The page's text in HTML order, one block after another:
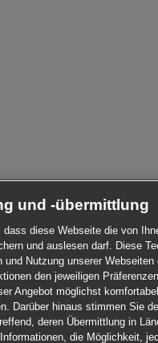
und -übermittlung
diese Webseite die von
und auslesen darf. Diese
Nutzung unserer
den jeweiligen
Angebot möglichst
Darüber hinaus stimmen Sie
deren Übermittlung in
die Möglichkeit,